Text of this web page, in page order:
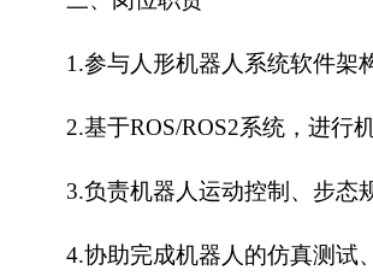
1.参与人形机器人系统软件架
2.基于ROS/ROS2系统，进行
3.负责机器人运动控制、步态
4.协助完成机器人的仿真测试